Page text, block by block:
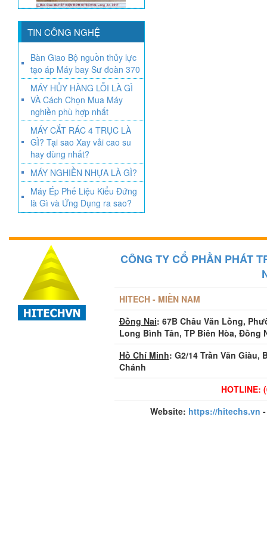
TIN CÔNG NGHỆ
Bàn Giao Bộ nguồn thủy lực
tạo áp Máy bay Sư đoàn 370
MÁY HỦY HÀNG LỖI LÀ GÌ
VÀ Cách Chọn Mua Máy
nghiền phù hợp nhất
MÁY CẮT RÁC 4 TRỤC LÀ
GÌ? Tại sao Xay vải cao su
hay dùng nhất?
MÁY NGHIỀN NHỰA LÀ GÌ?
Máy Ép Phế Liệu Kiểu Đứng
là Gì và Ứng Dụng ra sao?
CÔNG TY CỔ PHẦN PHÁT
HITECH - MIỀN NAM
Đồng Nai: 67B Châu Văn Lồng,
Long Bình Tân, TP Biên Hòa, Đồng
Hồ Chí Minh: G2/14 Trần Văn Giàu,
Chánh
HOTLINE:
Website: https://hitechs.vn